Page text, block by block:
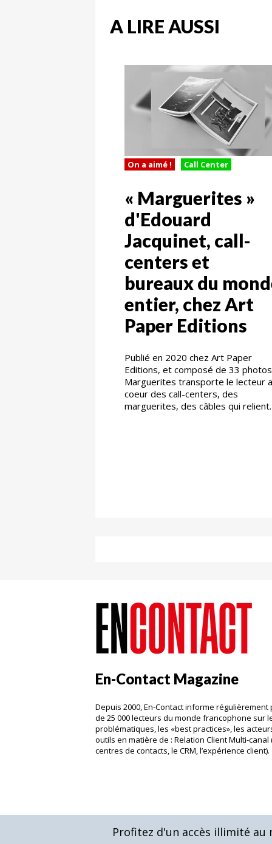
A LIRE AUSSI
On a aimé ! Call Center
« Marguerites »
d'Edouard
Jacquinet, call-
centers et
bureaux du
entier, chez Art
Paper Editions
Publié en 2020 chez Art Paper
Editions, et composé de 33
Marguerites transporte le lecteur
coeur des call-centers, des
marguerites, des câbles qui
En-Contact Magazine
Depuis 2000, En-Contact informe régulièrement
de 25 000 lecteurs du monde francophone sur
problématiques, les «best practices», les
outils en matière de : Relation Client Multi-canal
centres de contacts, le CRM, l’expérience
Profitez d'un accès illimité au